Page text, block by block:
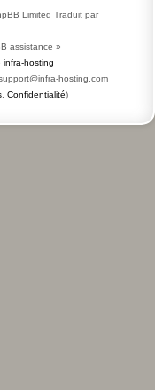
Limited Traduit par
assistance »
infra-hosting
hosting.com
, Confidentialité)